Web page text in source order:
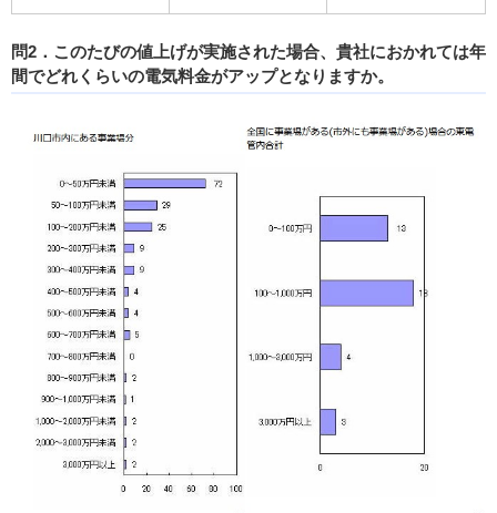
問2．このたびの値上げが実施された場合、貴社におかれては年
間でどれくらいの電気料金がアップとなりますか。